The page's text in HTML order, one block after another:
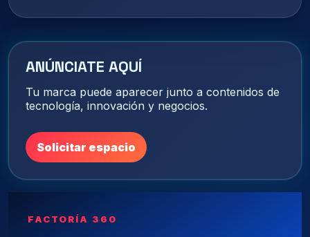
ANÚNCIATE AQUÍ
Tu marca puede aparecer junto a contenidos de
tecnología, innovación y negocios.
Solicitar espacio
FACTORÍA 360